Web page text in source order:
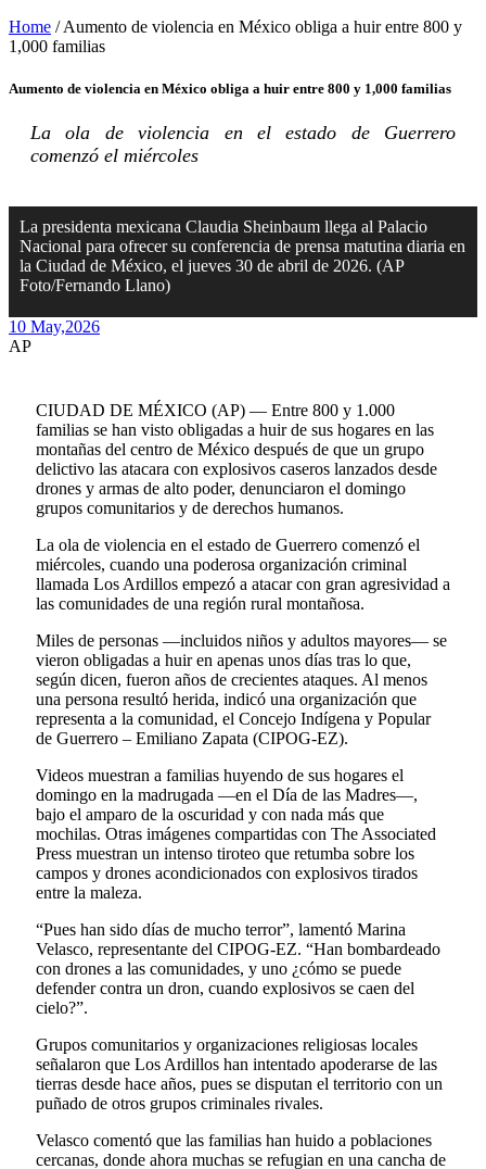
Home / Aumento de violencia en México obliga a huir entre 800 y
1,000 familias
Aumento de violencia en México obliga a huir entre 800 y 1,000 familias
La ola de violencia en el estado de Guerrero
comenzó el miércoles
La presidenta mexicana Claudia Sheinbaum llega al Palacio
Nacional para ofrecer su conferencia de prensa matutina diaria en
la Ciudad de México, el jueves 30 de abril de 2026. (AP
Foto/Fernando Llano)
10 May,2026
AP
CIUDAD DE MÉXICO (AP) — Entre 800 y 1.000
familias se han visto obligadas a huir de sus hogares en las
montañas del centro de México después de que un grupo
delictivo las atacara con explosivos caseros lanzados desde
drones y armas de alto poder, denunciaron el domingo
grupos comunitarios y de derechos humanos.
La ola de violencia en el estado de Guerrero comenzó el
miércoles, cuando una poderosa organización criminal
llamada Los Ardillos empezó a atacar con gran agresividad a
las comunidades de una región rural montañosa.
Miles de personas —incluidos niños y adultos mayores— se
vieron obligadas a huir en apenas unos días tras lo que,
según dicen, fueron años de crecientes ataques. Al menos
una persona resultó herida, indicó una organización que
representa a la comunidad, el Concejo Indígena y Popular
de Guerrero – Emiliano Zapata (CIPOG-EZ).
Videos muestran a familias huyendo de sus hogares el
domingo en la madrugada —en el Día de las Madres—,
bajo el amparo de la oscuridad y con nada más que
mochilas. Otras imágenes compartidas con The Associated
Press muestran un intenso tiroteo que retumba sobre los
campos y drones acondicionados con explosivos tirados
entre la maleza.
“Pues han sido días de mucho terror”, lamentó Marina
Velasco, representante del CIPOG-EZ. “Han bombardeado
con drones a las comunidades, y uno ¿cómo se puede
defender contra un dron, cuando explosivos se caen del
cielo?”.
Grupos comunitarios y organizaciones religiosas locales
señalaron que Los Ardillos han intentado apoderarse de las
tierras desde hace años, pues se disputan el territorio con un
puñado de otros grupos criminales rivales.
Velasco comentó que las familias han huido a poblaciones
cercanas, donde ahora muchas se refugian en una cancha de